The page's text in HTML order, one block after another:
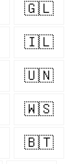
🇬🇱
🇮🇱
🇺🇳
🇼🇸
🇧🇹